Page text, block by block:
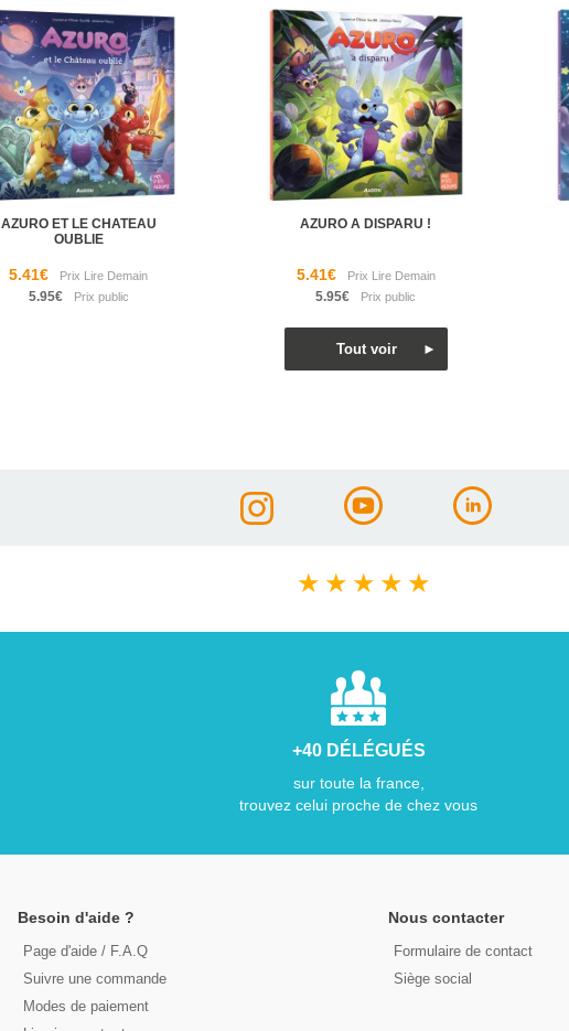
AZURO ET LE CHATEAU
OUBLIE
5.41€
5.95€
AZURO A DISPARU !
5.41€
5.95€
★ ★ ★ ★ ★
+40 DÉLÉGUÉS
sur toute la france,
trouvez celui proche de chez vous
Besoin d'aide ?
Page d'aide / F.A.Q
Suivre une commande
Modes de paiement
Nous contacter
Formulaire de contact
Siège social